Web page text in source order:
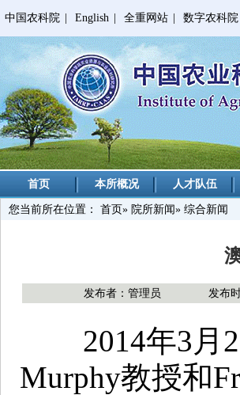
中国农科院 English 全重网站 数字农科院
首页 本所概况 人才队伍
您当前所在位置： 首页» 院所新闻» 综合新闻
发布者：管理员 发布
2014年3月27
Murphy教授和